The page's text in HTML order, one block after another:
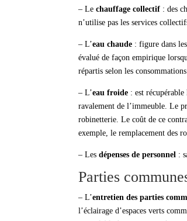
– Lechauffage collectif : des
n’utilise pas les services
– L’eau chaude : figure dans
évalué de façon empirique
répartis selon les
– L’eau froide : est
ravalement de l’immeuble. Le
robinetterie. Le coût de ce
exemple, le remplacement des
– Lesdépenses de personnel :
Parties
– L’entretien des parties
l’éclairage d’espaces verts